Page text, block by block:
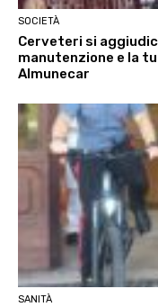
SOCIETÀ
Cerveteri si
manutenzione e la
Almunecar
SANITÀ